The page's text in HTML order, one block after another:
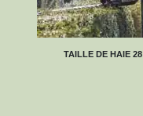
TAILLE DE HAIE 28